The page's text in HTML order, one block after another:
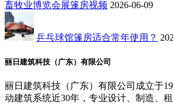
畜牧业博览会展篷房视频 2026-06-09
乒乓球馆篷房适合常年使用？
丽日建筑科技（广东）有限公司
丽日建筑科技（广东）有限公司成立于
动建筑系统近30年，专业设计、制造、